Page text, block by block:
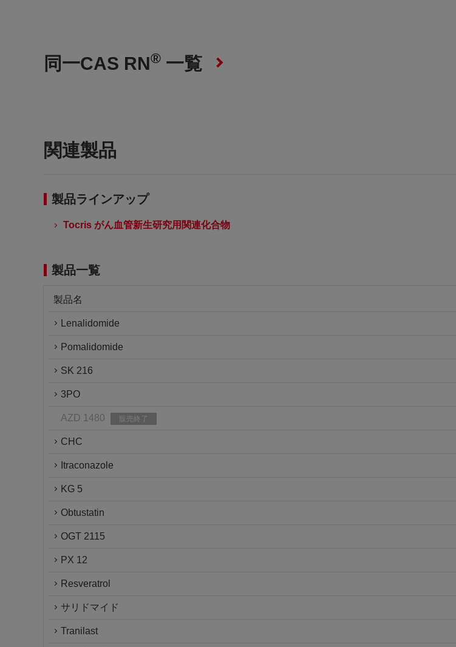
同一CAS RN® 一覧
関連製品
製品ラインアップ
Tocris がん血管新生研究用関連化合物
製品一覧
製品名
Lenalidomide
Pomalidomide
SK 216
3PO
AZD 1480 販売終了
CHC
Itraconazole
KG 5
Obtustatin
OGT 2115
PX 12
Resveratrol
サリドマイド
Tranilast